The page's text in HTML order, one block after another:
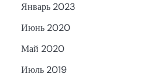
Январь 2023
Июнь 2020
Май 2020
Июль 2019